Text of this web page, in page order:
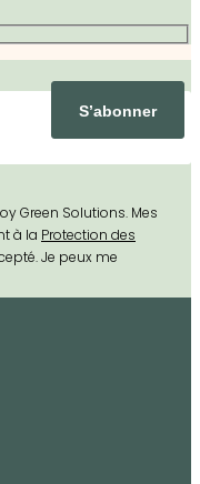
Green Solutions. Mes
à la Protection des
Je peux me